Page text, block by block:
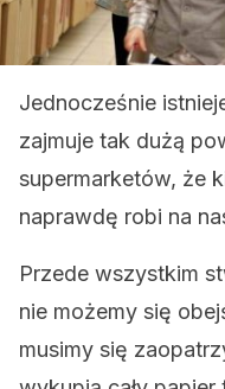
Jednocześnie
zajmuje tak dużą
supermarketów, że
naprawdę robi na
Przede wszystkim
nie możemy się
musimy się